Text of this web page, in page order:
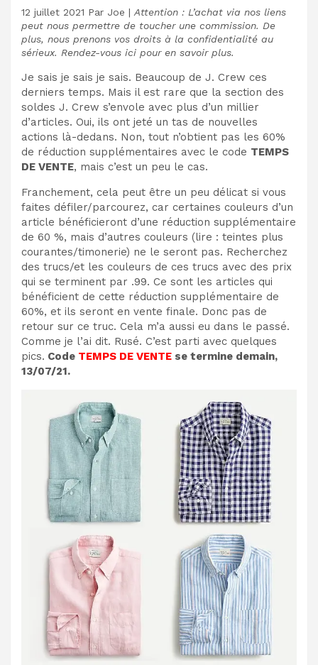
12 juillet 2021 Par Joe | Attention : L’achat via nos liens
peut nous permettre de toucher une commission. De
plus, nous prenons vos droits à la confidentialité au
sérieux. Rendez-vous ici pour en savoir plus.
Je sais je sais je sais. Beaucoup de J. Crew ces
derniers temps. Mais il est rare que la section des
soldes J. Crew s’envole avec plus d’un millier
d’articles. Oui, ils ont jeté un tas de nouvelles
actions là-dedans. Non, tout n’obtient pas les 60%
de réduction supplémentaires avec le code TEMPS
DE VENTE, mais c’est un peu le cas.
Franchement, cela peut être un peu délicat si vous
faites défiler/parcourez, car certaines couleurs d’un
article bénéficieront d’une réduction supplémentaire
de 60 %, mais d’autres couleurs (lire : teintes plus
courantes/timonerie) ne le seront pas. Recherchez
des trucs/et les couleurs de ces trucs avec des prix
qui se terminent par .99. Ce sont les articles qui
bénéficient de cette réduction supplémentaire de
60%, et ils seront en vente finale. Donc pas de
retour sur ce truc. Cela m’a aussi eu dans le passé.
Comme je l’ai dit. Rusé. C’est parti avec quelques
pics. Code TEMPS DE VENTE se termine demain,
13/07/21.